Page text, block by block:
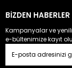
BİZDEN HABERLER
Kampanyalar ve
e-bültenimize kayıt